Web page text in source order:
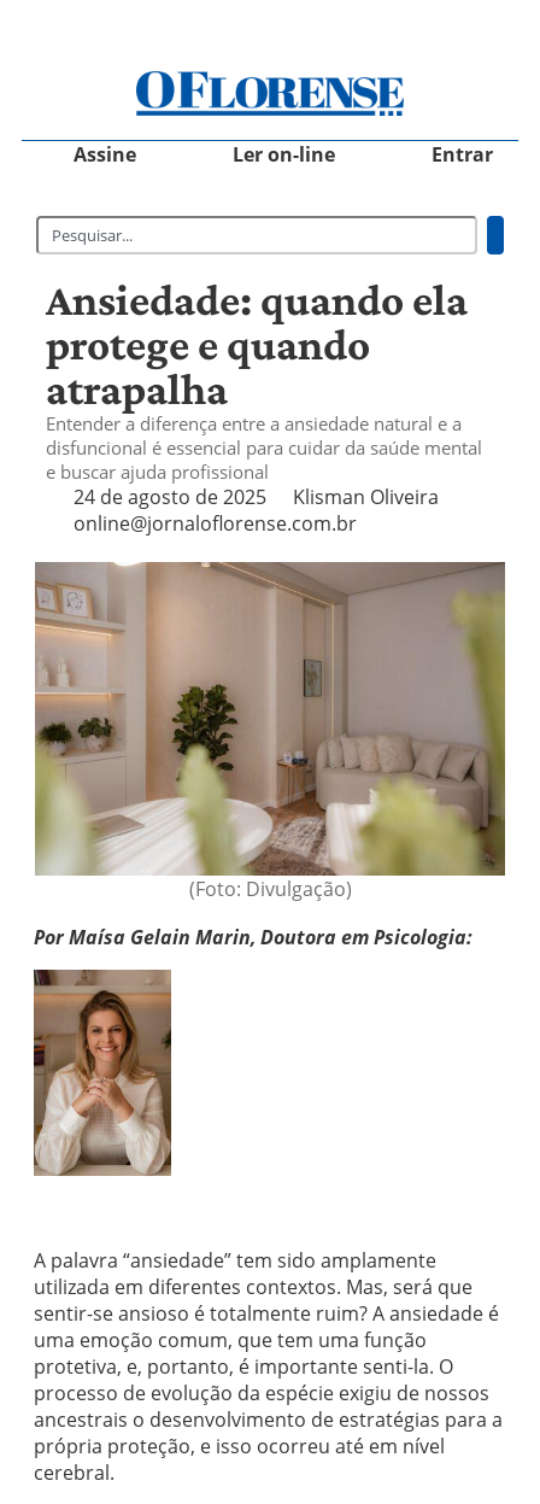
Assine Ler on-line Entrar
Ansiedade: quando ela
protege e quando
atrapalha
Entender a diferença entre a ansiedade natural e a
disfuncional é essencial para cuidar da saúde mental
e buscar ajuda profissional
24 de agosto de 2025
Klisman Oliveira
online@jornaloflorense.com.br
(Foto: Divulgação)
Por Maísa Gelain Marin, Doutora em Psicologia:
A palavra “ansiedade” tem sido amplamente
utilizada em diferentes contextos. Mas, será que
sentir-se ansioso é totalmente ruim? A ansiedade é
uma emoção comum, que tem uma função
protetiva, e, portanto, é importante senti-la. O
processo de evolução da espécie exigiu de nossos
ancestrais o desenvolvimento de estratégias para a
própria proteção, e isso ocorreu até em nível
cerebral.